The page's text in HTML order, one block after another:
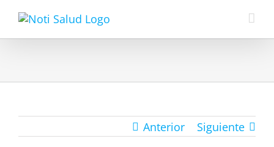
Anterior Siguiente